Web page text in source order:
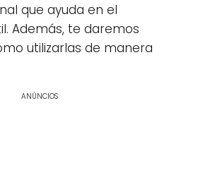
que ayuda en el
Además, te daremos
utilizarlas de manera
ANÚNCIOS